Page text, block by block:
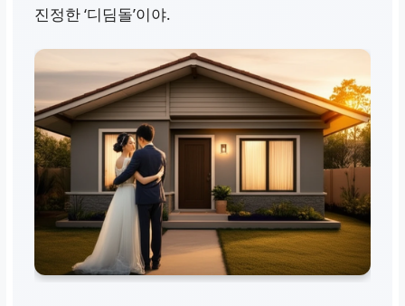
진정한 ‘디딤돌’이야.